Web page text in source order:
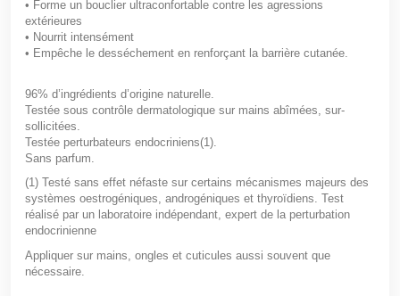
• Forme un bouclier ultraconfortable contre les agressions
extérieures
• Nourrit intensément
• Empêche le desséchement en renforçant la barrière cutanée.
96% d’ingrédients d’origine naturelle.
Testée sous contrôle dermatologique sur mains abîmées, sur-
sollicitées.
Testée perturbateurs endocriniens(1)
Sans parfum.
(1) Testé sans effet néfaste sur certains mécanismes majeurs des
systèmes oestrogéniques, androgéniques et thyroïdiens. Test
réalisé par un laboratoire indépendant, expert de la perturbation
endocrinienne
Appliquer sur mains, ongles et cuticules aussi souvent que
nécessaire.